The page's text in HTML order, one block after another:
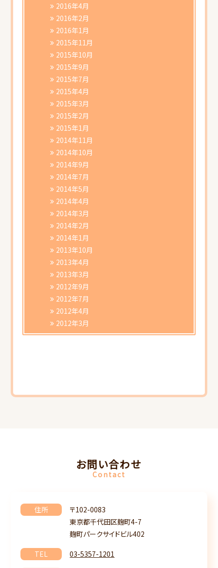
2016年4月
2016年2月
2016年1月
2015年11月
2015年10月
2015年9月
2015年7月
2015年4月
2015年3月
2015年2月
2015年1月
2014年11月
2014年10月
2014年9月
2014年7月
2014年5月
2014年4月
2014年3月
2014年2月
2014年1月
2013年10月
2013年4月
2013年3月
2012年9月
2012年7月
2012年4月
2012年3月
お問い合わせ
Contact
住所
〒102-0083
東京都千代田区麹町4-7
麹町パークサイドビル402
TEL 03-5357-1201